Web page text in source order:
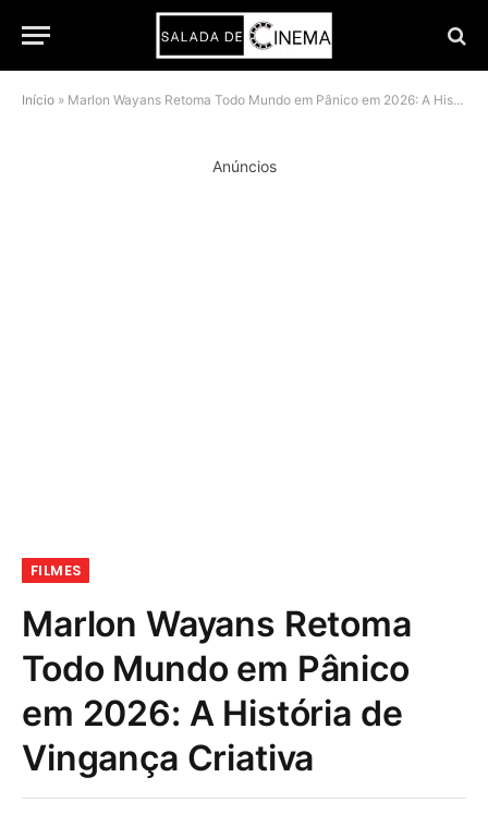
Início » Marlon Wayans Retoma Todo Mundo em Pânico em 2026: A História de Vingança Criativa
Anúncios
FILMES
Marlon Wayans Retoma
Todo Mundo em Pânico
em 2026: A História de
Vingança Criativa